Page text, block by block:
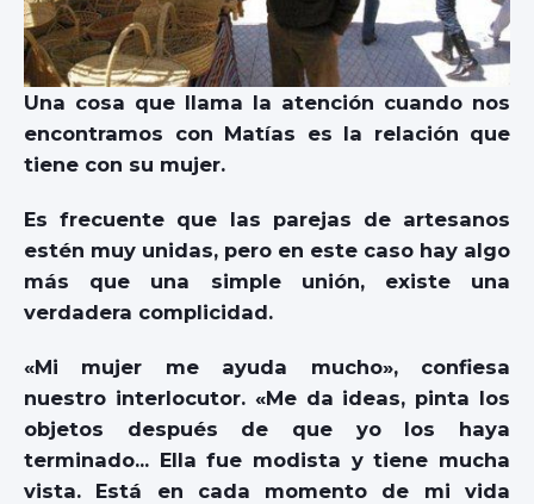
Una cosa que llama la atención cuando nos
encontramos con Matías es la relación que
tiene con su mujer.
Es frecuente que las parejas de artesanos
estén muy unidas, pero en este caso hay algo
más que una simple unión, existe una
verdadera complicidad.
«Mi mujer me ayuda mucho», confiesa
nuestro interlocutor. «Me da ideas, pinta los
objetos después de que yo los haya
terminado… Ella fue modista y tiene mucha
vista. Está en cada momento de mi vida